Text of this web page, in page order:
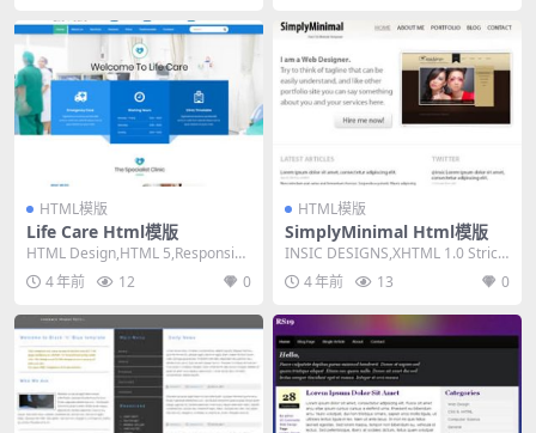
HTML模版
Life Care Html模版
HTML Design,HTML 5,Responsiv
e, 4 Columns...
4 年前 12 0
HTML模版
SimplyMinimal Html模版
INSIC DESIGNS,XHTML 1.0 Strict,
Fixed Wid...
4 年前 13 0